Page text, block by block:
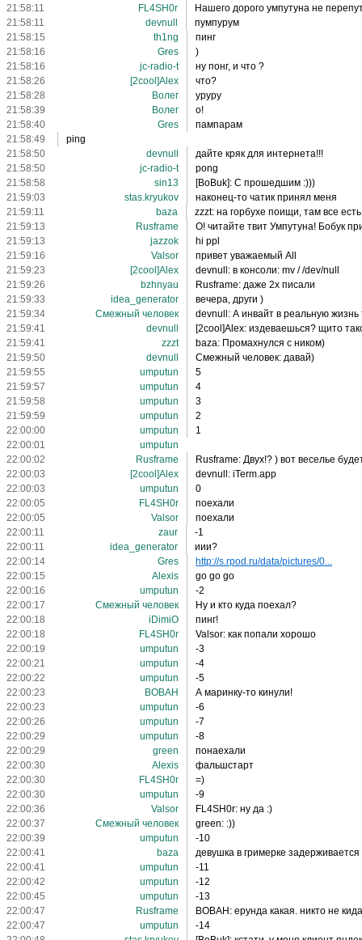
21:58:11
FL4SH0r
Нашего дорого умпутуна не
21:58:11
devnull
пумпурум
21:58:15
th1ng
пинг
21:58:16
Gres
)
21:58:16
jc-radio-t
ну понг, и что ?
21:58:26
[2cool]Alex
что?
21:58:28
Волег
уруру
21:58:39
Волег
о!
21:58:40
Gres
пампарам
21:58:49
ping
21:58:50
devnull
дайте кряк для интернета!!!
21:58:50
jc-radio-t
pong
21:58:58
sin13
[BoBuk]: С прошедшим :)))
21:59:03
stas.kryukov
наконец-то чатик принял меня
21:59:11
baza
zzzt: на горбухе поищи, там все есть
21:59:13
Rusframe
О! читайте твит Умпутуна! Бобук
21:59:13
jazzok
hi ppl
21:59:16
Valsor
привет уважаемый All
21:59:23
[2cool]Alex
devnull: в консоли: mv / /dev/null
21:59:26
bzhnyau
Rusframe: даже 2х писали
21:59:33
idea_generator
вечера, други )
21:59:34
Смежный человек
devnull: А инвайт в реальную жизнь
21:59:41
devnull
[2cool]Alex: издеваешься? щито
21:59:41
zzzt
baza: Промахнулся с ником)
21:59:50
devnull
Смежный человек: давай)
21:59:55
umрutun
5
21:59:57
umрutun
4
21:59:58
umрutun
3
21:59:59
umрutun
2
22:00:00
umрutun
1
22:00:01
umрutun
22:00:02
Rusframe
Rusframe: Двух!? ) вот веселье
22:00:03
[2cool]Alex
devnull: iTerm.app
22:00:03
umрutun
0
22:00:05
FL4SH0r
поехали
22:00:05
Valsor
поехали
22:00:11
zaur
-1
22:00:11
idea_generator
иии?
22:00:14
Gres
http://s.rpod.ru/data/pictures/0...
22:00:15
Alexis
go go go
22:00:16
umрutun
-2
22:00:17
Смежный человек
Ну и кто куда поехал?
22:00:18
iDimiO
пинг!
22:00:18
FL4SH0r
Valsor: как попали хорошо
22:00:19
umрutun
-3
22:00:21
umрutun
-4
22:00:22
umрutun
-5
22:00:23
BOBAH
А маринку-то кинули!
22:00:23
umрutun
-6
22:00:26
umрutun
-7
22:00:29
umрutun
-8
22:00:29
green
понаехали
22:00:30
Alexis
фальшстарт
22:00:30
FL4SH0r
=)
22:00:30
umрutun
-9
22:00:36
Valsor
FL4SH0r: ну да :)
22:00:37
Смежный человек
green: :))
22:00:39
umрutun
-10
22:00:41
baza
девушка в гримерке задерживается
22:00:41
umрutun
-11
22:00:42
umрutun
-12
22:00:45
umрutun
-13
22:00:47
Rusframe
BOBAH: ерунда какая. никто не
22:00:47
umрutun
-14